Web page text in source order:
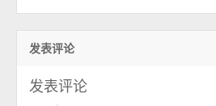
发表评论
发表评论